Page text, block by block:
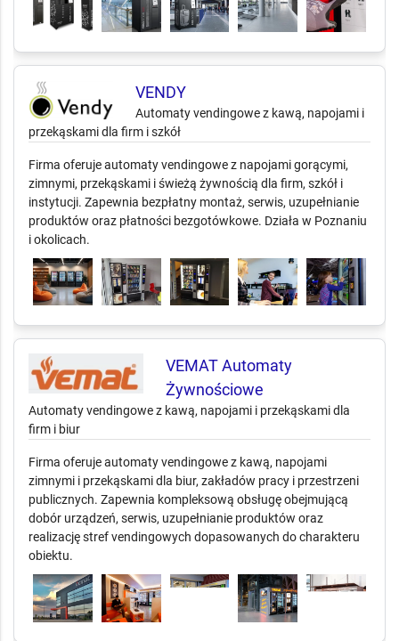
VENDY
Automaty vendingowe z kawą, napojami i
przekąskami dla firm i szkół
Firma oferuje automaty vendingowe z napojami gorącymi,
zimnymi, przekąskami i świeżą żywnością dla firm, szkół i
instytucji. Zapewnia bezpłatny montaż, serwis, uzupełnianie
produktów oraz płatności bezgotówkowe. Działa w Poznaniu
i okolicach.
VEMAT Automaty
Żywnościowe
Automaty vendingowe z kawą, napojami i przekąskami dla
firm i biur
Firma oferuje automaty vendingowe z kawą, napojami
zimnymi i przekąskami dla biur, zakładów pracy i przestrzeni
publicznych. Zapewnia kompleksową obsługę obejmującą
dobór urządzeń, serwis, uzupełnianie produktów oraz
realizację stref vendingowych dopasowanych do charakteru
obiektu.